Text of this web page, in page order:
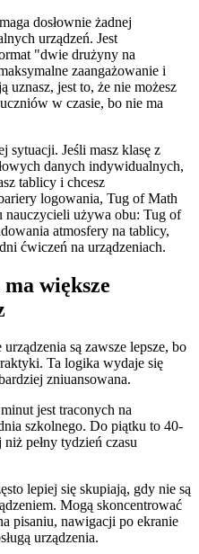
dosłownie żadnej
urządzeń. Jest
"dwie drużyny na
zaangażowanie i
uznasz, jest to, że nie możesz
w czasie, bo nie ma
sytuacji. Jeśli masz klasę z
danych indywidualnych,
tablicy i chcesz
logowania, Tug of Math
nauczycieli używa obu: Tug of
atmosfery na tablicy,
ćwiczeń na urządzeniach.
większe
są zawsze lepsze, bo
Ta logika wydaje się
zniuansowana.
jest traconych na
szkolnego. Do piątku to 40-
pełny tydzień czasu
lepiej się skupiają, gdy nie są
Mogą skoncentrować
pisaniu, nawigacji po ekranie
urządzenia.